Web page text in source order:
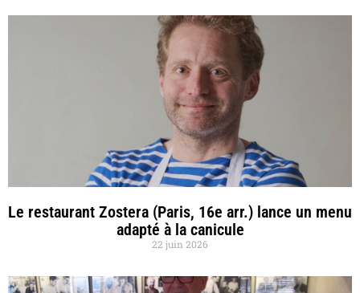
Le restaurant Zostera (Paris, 16e arr.) lance un menu
adapté à la canicule
22 juin 2026